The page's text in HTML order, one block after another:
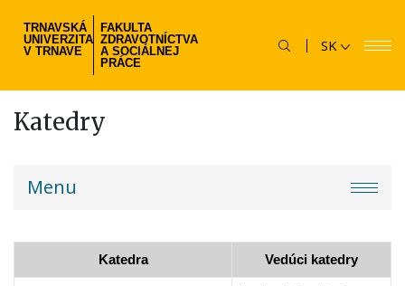
hlavný
TRNAVSKÁ
UNIVERZITA
V TRNAVE
FAKULTA
ZDRAVOTNÍCTVA
A SOCIÁLNEJ
PRÁCE
SK
Katedry
fzsp-
Menu
Katedra Vedúci katedry